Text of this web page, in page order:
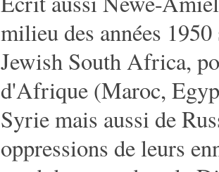
milieu des années
Jewish South Africa,
d'Afrique (Maroc,
Syrie mais aussi de
oppressions de leurs